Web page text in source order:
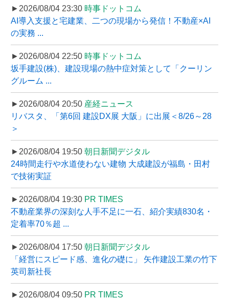
►2026/08/04 23:30 時事ドットコム
AI導入支援と宅建業、二つの現場から発信！不動産×AI
の実務 ...
►2026/08/04 22:50 時事ドットコム
坂手建設(株)、建設現場の熱中症対策として「クーリン
グルーム ...
►2026/08/04 20:50 産経ニュース
リバスタ、「第6回 建設DX展 大阪」に出展＜8/26～28
＞
►2026/08/04 19:50 朝日新聞デジタル
24時間走行や水道使わない建物 大成建設が福島・田村
で技術実証
►2026/08/04 19:30 PR TIMES
不動産業界の深刻な人手不足に一石、紹介実績830名・
定着率70％超 ...
►2026/08/04 17:50 朝日新聞デジタル
「経営にスピード感、進化の礎に」 矢作建設工業の竹下
英司新社長
►2026/08/04 09:50 PR TIMES